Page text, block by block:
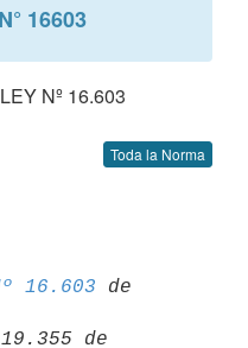
N° 16603
Nº 16.603
Toda la Norma
16.603 de
de